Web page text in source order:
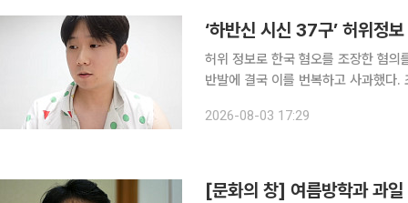
‘하반신 시신 37구’ 허위정
허위 정보로 한국 혐오를 조장한 혐의
반발에 결국 이를 번복하고 사과했다. 조모 씨는 2일 자신의 유튜브 채널 '한국인 선생님 대보짱'에
조 씨는 "댓글을 읽으며 반성하고 있
2026-08-03 17:29
[문화의 창] 여름방학과 과일